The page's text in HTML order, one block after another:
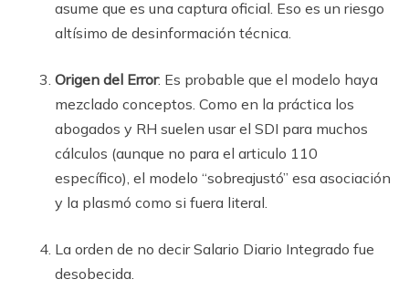
asume que es una captura oficial. Eso es un riesgo
altísimo de desinformación técnica.
Origen del Error: Es probable que el modelo haya
mezclado conceptos. Como en la práctica los
abogados y RH suelen usar el SDI para muchos
cálculos (aunque no para el articulo 110
específico), el modelo “sobreajustó” esa asociación
y la plasmó como si fuera literal.
La orden de no decir Salario Diario Integrado fue
desobecida.